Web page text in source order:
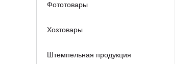
Фототовары
Хозтовары
Штемпельная продукция